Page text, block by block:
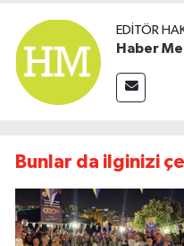
EDITÖR
Haber
Bunlar da ilginizi